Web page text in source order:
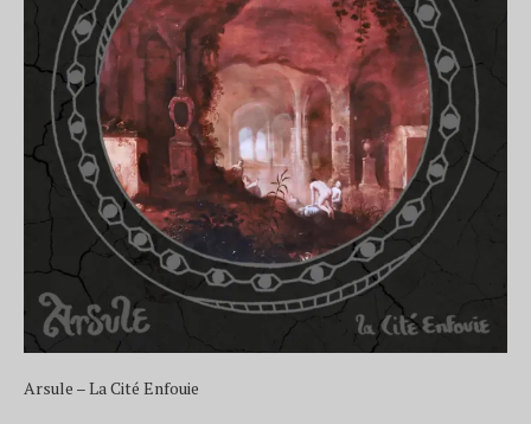
Arsule – La Cité Enfouie